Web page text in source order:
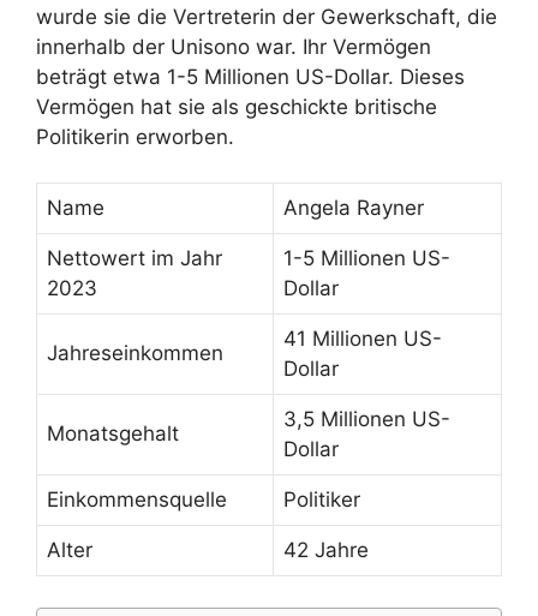
wurde sie die Vertreterin der Gewerkschaft, die
innerhalb der Unisono war. Ihr Vermögen
beträgt etwa 1-5 Millionen US-Dollar. Dieses
Vermögen hat sie als geschickte britische
Politikerin erworben.
Name Angela Rayner
Nettowert im Jahr
2023
1-5 Millionen US-
Dollar
Jahreseinkommen
41 Millionen US-
Dollar
Monatsgehalt
3,5 Millionen US-
Dollar
Einkommensquelle Politiker
Alter 42 Jahre